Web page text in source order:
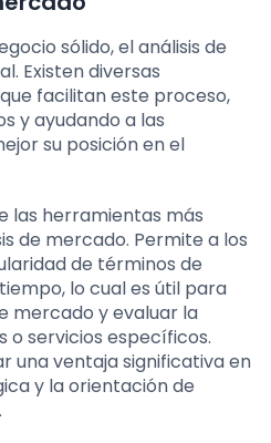
sólido, el análisis de
Existen diversas
facilitan este proceso,
y ayudando a las
su posición en el
las herramientas más
de mercado. Permite a los
de términos de
lo cual es útil para
mercado y evaluar la
servicios específicos.
una ventaja significativa en
y la orientación de